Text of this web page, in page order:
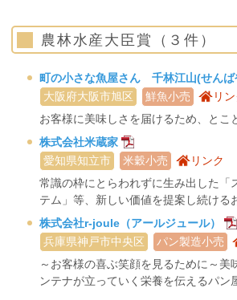
農林水産大臣賞（３件）
町の小さな魚屋さん 千林江山(せんば
大阪府大阪市旭区
鮮魚小売
リ
お客様に美味しさを届けるため、とこ
株式会社米蔵家
愛知県知立市
米穀小売
リンク
常識の枠にとらわれずに生み出した「
テム」等、新しい価値を提案し続ける
株式会社r-joule（アールジュール）
兵庫県神戸市中央区
パン製造小売
～お客様の喜ぶ笑顔を見るために～美
ンテナが立っていく栄養を伝えるパン